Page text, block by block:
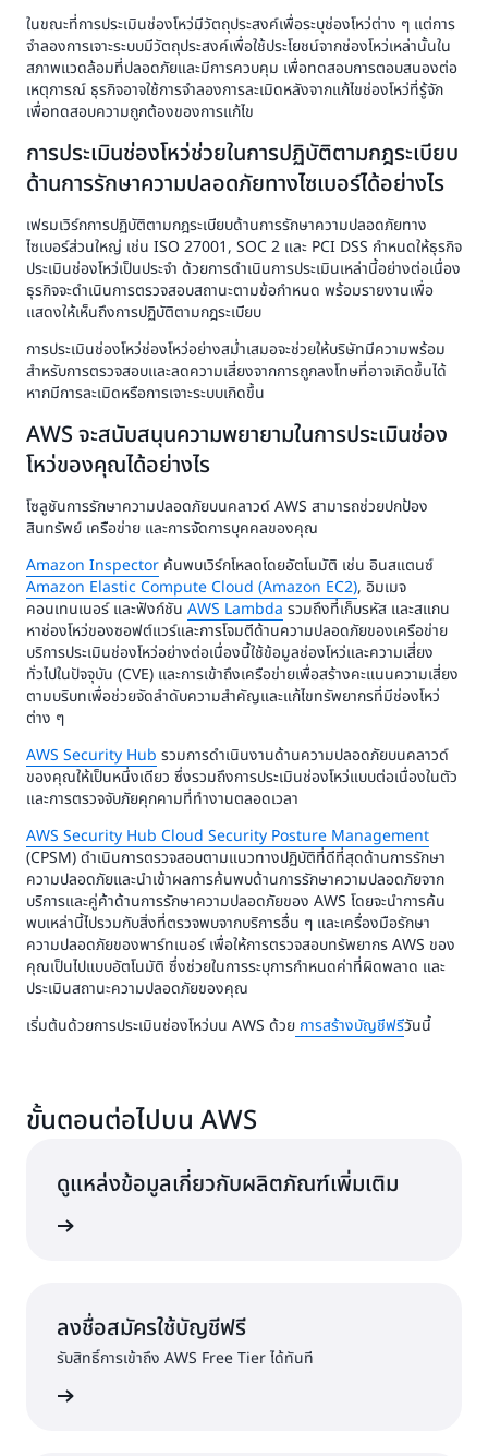
ในขณะที่การประเมินช่องโหว่มีวัตถุประสงค์เพื่อระบุช่องโหว่ต่าง ๆ แต่การ
จำลองการเจาะระบบมีวัตถุประสงค์เพื่อใช้ประโยชน์จากช่องโหว่เหล่านั้นใน
สภาพแวดล้อมที่ปลอดภัยและมีการควบคุม เพื่อทดสอบการตอบสนองต่อ
เหตุการณ์ ธุรกิจอาจใช้การจำลองการละเมิดหลังจากแก้ไขช่องโหว่ที่รู้จัก
เพื่อทดสอบความถูกต้องของการแก้ไข
การประเมินช่องโหว่ช่วยในการปฏิบัติตามกฎระเบียบ
ด้านการรักษาความปลอดภัยทางไซเบอร์ได้อย่างไร
เฟรมเวิร์กการปฏิบัติตามกฎระเบียบด้านการรักษาความปลอดภัยทาง
ไซเบอร์ส่วนใหญ่ เช่น ISO 27001, SOC 2 และ PCI DSS กำหนดให้ธุรกิจ
ประเมินช่องโหว่เป็นประจำ ด้วยการดำเนินการประเมินเหล่านี้อย่างต่อเนื่อง
ธุรกิจจะดำเนินการตรวจสอบสถานะตามข้อกำหนด พร้อมรายงานเพื่อ
แสดงให้เห็นถึงการปฏิบัติตามกฎระเบียบ
การประเมินช่องโหว่ช่องโหว่อย่างสม่ำเสมอจะช่วยให้บริษัทมีความพร้อม
สำหรับการตรวจสอบและลดความเสี่ยงจากการถูกลงโทษที่อาจเกิดขึ้นได้
หากมีการละเมิดหรือการเจาะระบบเกิดขึ้น
AWS จะสนับสนุนความพยายามในการประเมินช่อง
โหว่ของคุณได้อย่างไร
โซลูชันการรักษาความปลอดภัยบนคลาวด์ AWS สามารถช่วยปกป้อง
สินทรัพย์ เครือข่าย และการจัดการบุคคลของคุณ
Amazon Inspector ค้นพบเวิร์กโหลดโดยอัตโนมัติ เช่น อินสแตนซ์
Amazon Elastic Compute Cloud (Amazon EC2), อิมเมจ
คอนเทนเนอร์ และฟังก์ชัน AWS Lambda รวมถึงที่เก็บรหัส และสแกน
หาช่องโหว่ของซอฟต์แวร์และการโจมตีด้านความปลอดภัยของเครือข่าย
บริการประเมินช่องโหว่อย่างต่อเนื่องนี้ใช้ข้อมูลช่องโหว่และความเสี่ยง
ทั่วไปในปัจจุบัน (CVE) และการเข้าถึงเครือข่ายเพื่อสร้างคะแนนความเสี่ยง
ตามบริบทเพื่อช่วยจัดลำดับความสำคัญและแก้ไขทรัพยากรที่มีช่องโหว่
ต่าง ๆ
AWS Security Hub รวมการดำเนินงานด้านความปลอดภัยบนคลาวด์
ของคุณให้เป็นหนึ่งเดียว ซึ่งรวมถึงการประเมินช่องโหว่แบบต่อเนื่องในตัว
และการตรวจจับภัยคุกคามที่ทำงานตลอดเวลา
AWS Security Hub Cloud Security Posture Management
(CPSM) ดำเนินการตรวจสอบตามแนวทางปฏิบัติที่ดีที่สุดด้านการรักษา
ความปลอดภัยและนำเข้าผลการค้นพบด้านการรักษาความปลอดภัยจาก
บริการและคู่ค้าด้านการรักษาความปลอดภัยของ AWS โดยจะนำการค้น
พบเหล่านี้ไปรวมกับสิ่งที่ตรวจพบจากบริการอื่น ๆ และเครื่องมือรักษา
ความปลอดภัยของพาร์ทเนอร์ เพื่อให้การตรวจสอบทรัพยากร AWS ของ
คุณเป็นไปแบบอัตโนมัติ ซึ่งช่วยในการระบุการกำหนดค่าที่ผิดพลาด และ
ประเมินสถานะความปลอดภัยของคุณ
เริ่มต้นด้วยการประเมินช่องโหว่บน AWS ด้วย การสร้างบัญชีฟรีวันนี้
ขั้นตอนต่อไปบน AWS
ดูแหล่งข้อมูลเกี่ยวกับผลิตภัณฑ์เพิ่มเติม
ลงชื่อสมัครใช้บัญชีฟรี
รับสิทธิ์การเข้าถึง AWS Free Tier ได้ทันที